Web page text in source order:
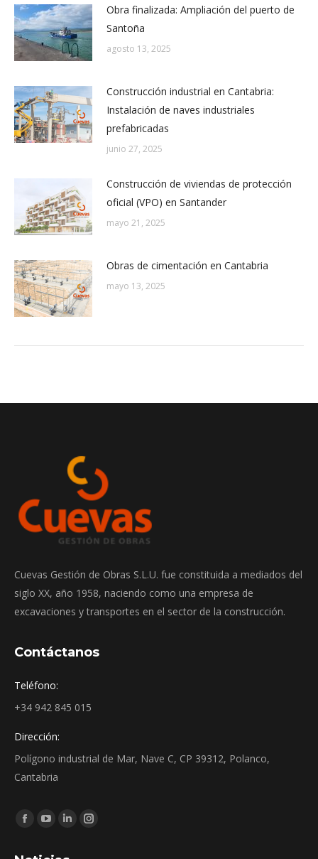
Obra finalizada: Ampliación del puerto de
Santoña
agosto 13, 2025
Construcción industrial en Cantabria:
Instalación de naves industriales
prefabricadas
junio 27, 2025
Construcción de viviendas de protección
oficial (VPO) en Santander
mayo 21, 2025
Obras de cimentación en Cantabria
mayo 13, 2025
Cuevas Gestión de Obras S.L.U. fue constituida a mediados del
siglo XX, año 1958, naciendo como una empresa de
excavaciones y transportes en el sector de la construcción.
Contáctanos
Teléfono:
+34 942 845 015
Dirección:
Polígono industrial de Mar, Nave C, CP 39312, Polanco,
Cantabria
Encuéntranos en:
FacebookYouTubeLinkedinInstagram